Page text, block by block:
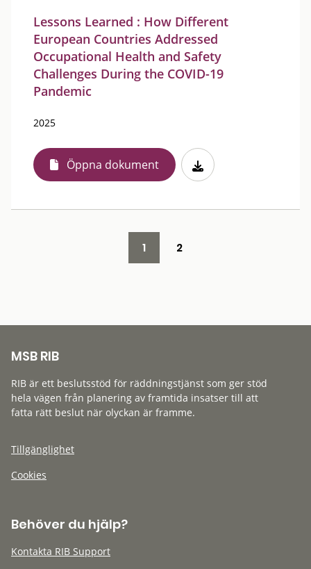
Lessons Learned : How Different
European Countries Addressed
Occupational Health and Safety
Challenges During the COVID-19
Pandemic
2025
Öppna dokument
1 2
MSB RIB
RIB är ett beslutsstöd för räddningstjänst som ger stöd
hela vägen från planering av framtida insatser till att
fatta rätt beslut när olyckan är framme.
Tillgänglighet
Cookies
Behöver du hjälp?
Kontakta RIB Support